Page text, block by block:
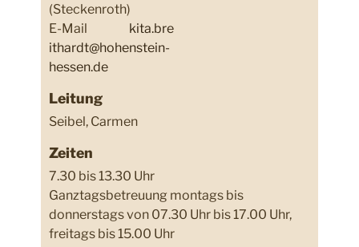
(Steckenroth)
E-Mail
kita.bre
ithardt@hohenstein-
hessen.de
Leitung
Seibel, Carmen
Zeiten
7.30 bis 13.30 Uhr
Ganztagsbetreuung montags bis
donnerstags von 07.30 Uhr bis 17.00 Uhr,
freitags bis 15.00 Uhr